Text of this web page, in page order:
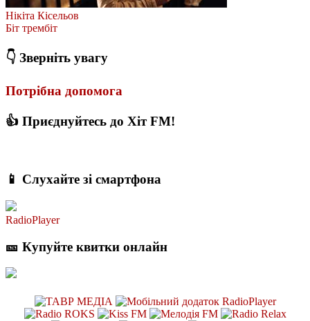
Нікіта Кісельов
Біт трембіт
👇 Зверніть увагу
Потрібна допомога
👍 Приєднуйтесь до Хіт FM!
📱 Слухайте зі смартфона
RadioPlayer
🎫 Купуйте квитки онлайн